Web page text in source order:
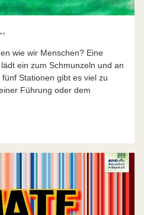
wie wir Menschen? Eine
ein zum Schmunzeln und an
Stationen gibt es viel zu
Führung oder dem